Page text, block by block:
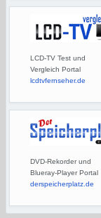
LCD-TV Test und
Vergleich Portal
lcdtvfernseher.de
DVD-Rekorder und
Blueray-Player Portal
derspeicherplatz.de